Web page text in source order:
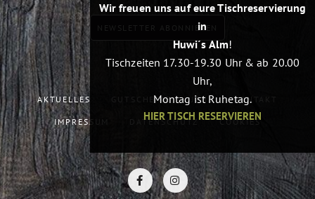
NEWSLETTER ABONNIEREN
AKTUELLES GUTSCHEINE JOBS KONTAKT
IMPRESSUM DATENSCHUTZ COOKIES
Wir freuen uns auf eure Tischreservierung
in
Huwi´s Alm!
Tischzeiten 17.30-19.30 Uhr & ab 20.00
Uhr,
Montag ist Ruhetag.
HIER TISCH RESERVIEREN